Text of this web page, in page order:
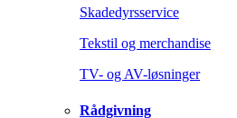
Skadedyrsservice
Tekstil og merchandise
TV- og AV-løsninger
Rådgivning